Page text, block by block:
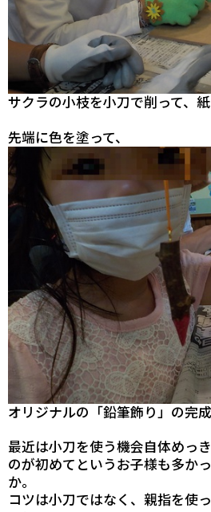
サクラの小枝を小刀で削って、紙
先端に色を塗って、
オリジナルの「鉛筆飾り」の完
最近は小刀を使う機会自体めっ
のが初めてというお子様も多か
か。
コツは小刀ではなく、親指を使